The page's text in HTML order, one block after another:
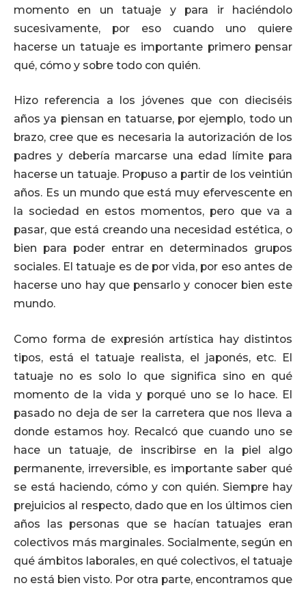
momento en un tatuaje y para ir haciéndolo
sucesivamente, por eso cuando uno quiere
hacerse un tatuaje es importante primero pensar
qué, cómo y sobre todo con quién.
Hizo referencia a los jóvenes que con dieciséis
años ya piensan en tatuarse, por ejemplo, todo un
brazo, cree que es necesaria la autorización de los
padres y debería marcarse una edad límite para
hacerse un tatuaje. Propuso a partir de los veintiún
años. Es un mundo que está muy efervescente en
la sociedad en estos momentos, pero que va a
pasar, que está creando una necesidad estética, o
bien para poder entrar en determinados grupos
sociales. El tatuaje es de por vida, por eso antes de
hacerse uno hay que pensarlo y conocer bien este
mundo.
Como forma de expresión artística hay distintos
tipos, está el tatuaje realista, el japonés, etc. El
tatuaje no es solo lo que significa sino en qué
momento de la vida y porqué uno se lo hace. El
pasado no deja de ser la carretera que nos lleva a
donde estamos hoy. Recalcó que cuando uno se
hace un tatuaje, de inscribirse en la piel algo
permanente, irreversible, es importante saber qué
se está haciendo, cómo y con quién. Siempre hay
prejuicios al respecto, dado que en los últimos cien
años las personas que se hacían tatuajes eran
colectivos más marginales. Socialmente, según en
qué ámbitos laborales, en qué colectivos, el tatuaje
no está bien visto. Por otra parte, encontramos que